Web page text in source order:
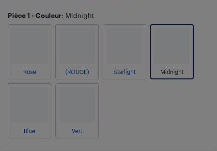
Pièce 1 - Couleur: Midnight
Rose (ROUGE) Starlight Midnight
Blue Vert